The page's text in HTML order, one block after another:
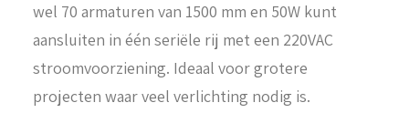
wel 70 armaturen van 1500 mm en 50W kunt
aansluiten in één seriële rij met een 220VAC
stroomvoorziening. Ideaal voor grotere
projecten waar veel verlichting nodig is.